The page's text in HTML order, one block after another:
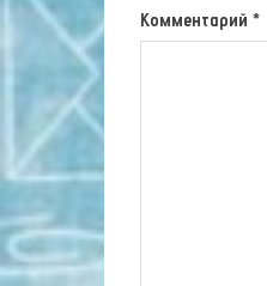
Комментарий *